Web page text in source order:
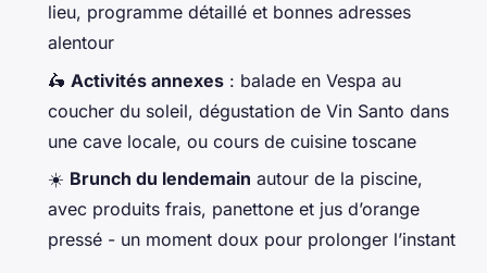
lieu, programme détaillé et bonnes adresses
alentour
🛵 Activités annexes : balade en Vespa au
coucher du soleil, dégustation de Vin Santo dans
une cave locale, ou cours de cuisine toscane
☀️ Brunch du lendemain autour de la piscine,
avec produits frais, panettone et jus d’orange
pressé - un moment doux pour prolonger l’instant